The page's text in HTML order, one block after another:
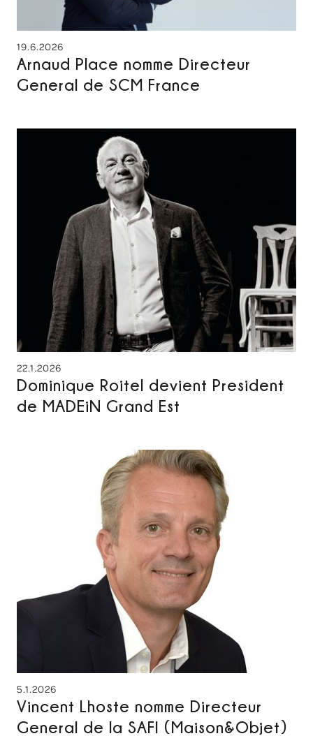
19.6.2026
Arnaud Place nomme Directeur
General de SCM France
22.1.2026
Dominique Roitel devient President
de MADEiN Grand Est
5.1.2026
Vincent Lhoste nomme Directeur
General de la SAFI (Maison&Objet)